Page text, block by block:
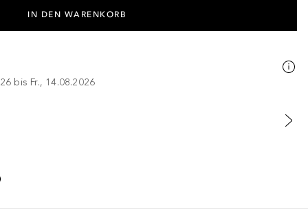
IN DEN WARENKORB
bis Fr., 14.08.2026